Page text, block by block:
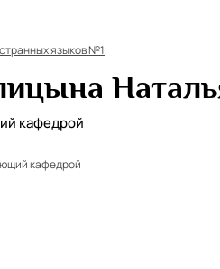
языков №1
кафедрой
кафедрой